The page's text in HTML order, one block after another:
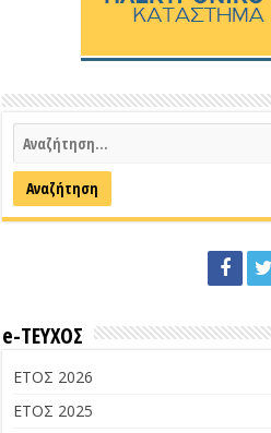
e-ΤΕΥΧΟΣ
ΕΤΟΣ 2026
ΕΤΟΣ 2025